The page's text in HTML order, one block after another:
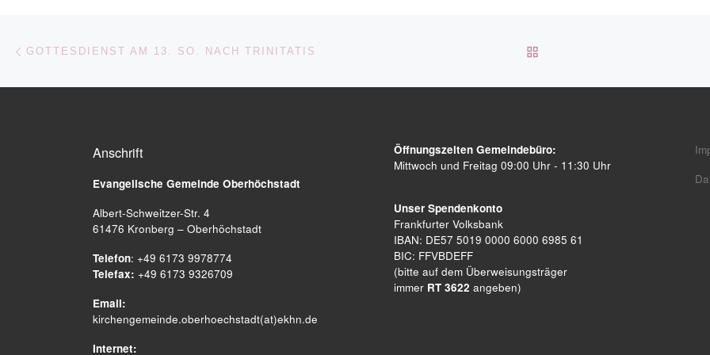
Beitragsnavigation
GOTTESDIENST AM 13. SO. NACH TRINITATIS ZURÜCK ZUR
Anschrift
Evangelische Gemeinde Oberhöchstadt
Albert-Schweitzer-Str. 4
61476 Kronberg – Oberhöchstadt
Telefon: +49 6173 9978774
Telefax: +49 6173 9326709
Email:
kirchengemeinde.oberhoechstadt(at)ekhn.de
Internet:
Öffnungszeiten Gemeindebüro:
Mittwoch und Freitag 09:00 Uhr - 11:30 Uhr
Unser Spendenkonto
Frankfurter Volksbank
IBAN: DE57 5019 0000 6000 6985 61
BIC: FFVBDEFF
(bitte auf dem Überweisungsträger
immer RT 3622 angeben)